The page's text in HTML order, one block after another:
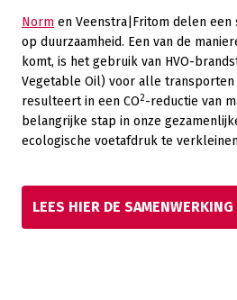
Norm en Veenstra|Fritom delen een
op duurzaamheid. Een van de
komt, is het gebruik van HVO-
Vegetable Oil) voor alle transporten
resulteert in een CO2-reductie van
belangrijke stap in onze
ecologische voetafdruk te
LEES HIER DE